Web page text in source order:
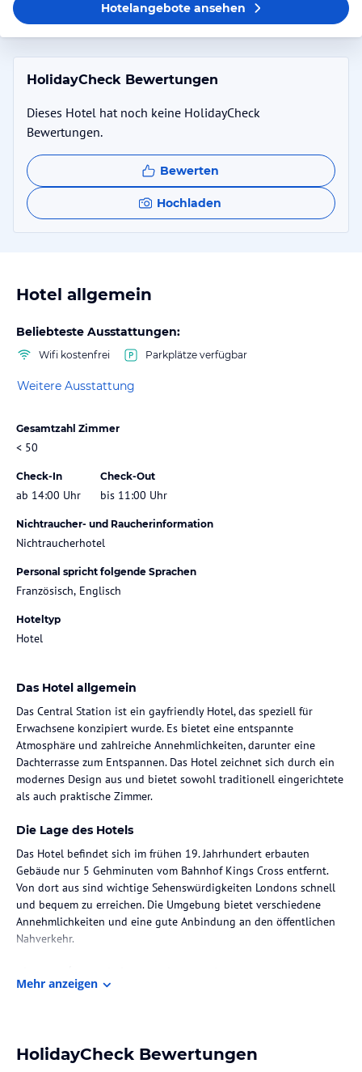
Hotelangeboteansehen
HolidayCheck Bewertungen
Dieses Hotel hat noch keine HolidayCheck
Bewertungen.
Bewerten
Hochladen
Hotel allgemein
Beliebteste Ausstattungen:
Wifi kostenfrei Parkplätze verfügbar
Weitere Ausstattung
Gesamtzahl Zimmer
< 50
Check-In
ab 14:00 Uhr
Check-Out
bis 11:00 Uhr
Nichtraucher- und Raucherinformation
Nichtraucherhotel
Personal spricht folgende Sprachen
Französisch, Englisch
Hoteltyp
Hotel
Das Hotel allgemein
Das Central Station ist ein gayfriendly Hotel, das speziell für
Erwachsene konzipiert wurde. Es bietet eine entspannte
Atmosphäre und zahlreiche Annehmlichkeiten, darunter eine
Dachterrasse zum Entspannen. Das Hotel zeichnet sich durch ein
modernes Design aus und bietet sowohl traditionell eingerichtete
als auch praktische Zimmer.
Die Lage des Hotels
Das Hotel befindet sich im frühen 19. Jahrhundert erbauten
Gebäude nur 5 Gehminuten vom Bahnhof Kings Cross entfernt.
Von dort aus sind wichtige Sehenswürdigkeiten Londons schnell
und bequem zu erreichen. Die Umgebung bietet verschiedene
Annehmlichkeiten und eine gute Anbindung an den öffentlichen
Nahverkehr.
Gemeinschaftsbad. Das kostenlose WLAN ist in allen Bereichen des
Hotels verfügbar.
Mehr anzeigen
HolidayCheck Bewertungen